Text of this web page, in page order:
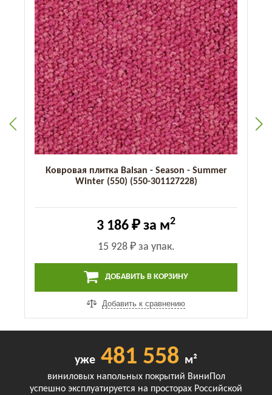
Ковровая плитка Balsan - Season - Summer
Winter (550) (550-301127228)
3 186 ₽ за м2
15 928 ₽за упак.
ДОБАВИТЬ В КОРЗИНУ
Добавить к сравнению
уже 481 558 м²
виниловых напольных покрытий ВиниПол
успешно эксплуатируется на просторах Российской